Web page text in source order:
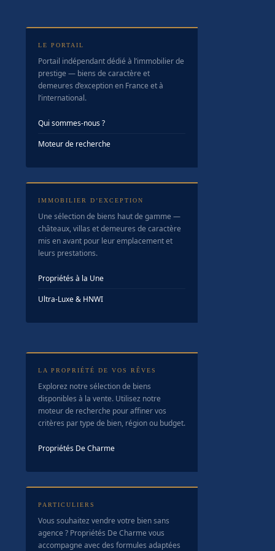
LE PORTAIL
Portail indépendant dédié à l’immobilier de
prestige — biens de caractère et
demeures d’exception en France et à
l’international.
Qui sommes-nous ?
Moteur de recherche
IMMOBILIER D’EXCEPTION
Une sélection de biens haut de gamme —
châteaux, villas et demeures de caractère
mis en avant pour leur emplacement et
leurs prestations.
Propriétés à la Une
Ultra-Luxe & HNWI
LA PROPRIÉTÉ DE VOS RÊVES
Explorez notre sélection de biens
disponibles à la vente. Utilisez notre
moteur de recherche pour affiner vos
critères par type de bien, région ou budget.
Propriétés De Charme
PARTICULIERS
Vous souhaitez vendre votre bien sans
agence ? Propriétés De Charme vous
accompagne avec des formules adaptées